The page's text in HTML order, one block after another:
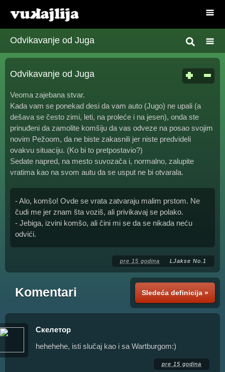
Odvikavanje od Juga
Odvikavanje od Juga
Veoma zajebana stvar.
Kada vam se ponekad desi da vam auto (Jugo) ne upali (a
dešava se često zimi, leti, na proleće i na jesen), onda ste
prinuđeni da zamolite komšiju da vas odveze na posao svojim
novim Pežoom, da ne biste zakasnili jer niste predvideli
ovakvu situaciju. (Ko bi to pretpostavio?)
Sedate napred, na mesto suvozača i, normalno, zalupite
vratima kao na svom autu da se usput ne bi otvarala.
- Alo, komšo! Ovde se vrata zatvaraju malim prstom. Ne
čudi me jer znam šta voziš, ali privikavaj se polako.
- Jebiga, izvini komšo, ali čini mi se da se nikada neću
odvići.
pre 15 godina LJakse No.1
Sledeća definicija »
Komentari
Скелетор
hehehehe, isti slučaj kao i sa Wartburgom:)
pre 15 godina